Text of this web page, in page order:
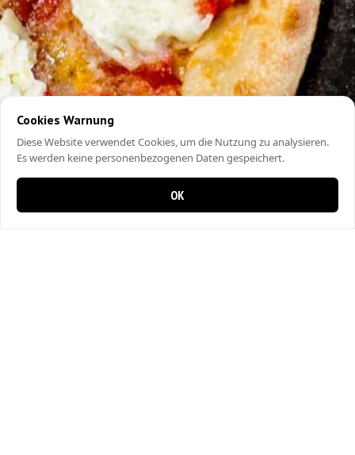
Cookies Warnung
Diese Website verwendet Cookies, um die Nutzung zu analysieren.
Es werden keine personenbezogenen Daten gespeichert.
OK